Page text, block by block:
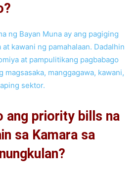
ng Bayan Muna ay ang pagiging
kawani ng pamahalaan. Dadalhin
at pampulitikang pagbabago
magsasaka, manggagawa, kawani,
sektor.
ang priority bills na
sa Kamara sa